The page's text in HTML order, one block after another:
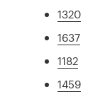
1320
1637
1182
1459